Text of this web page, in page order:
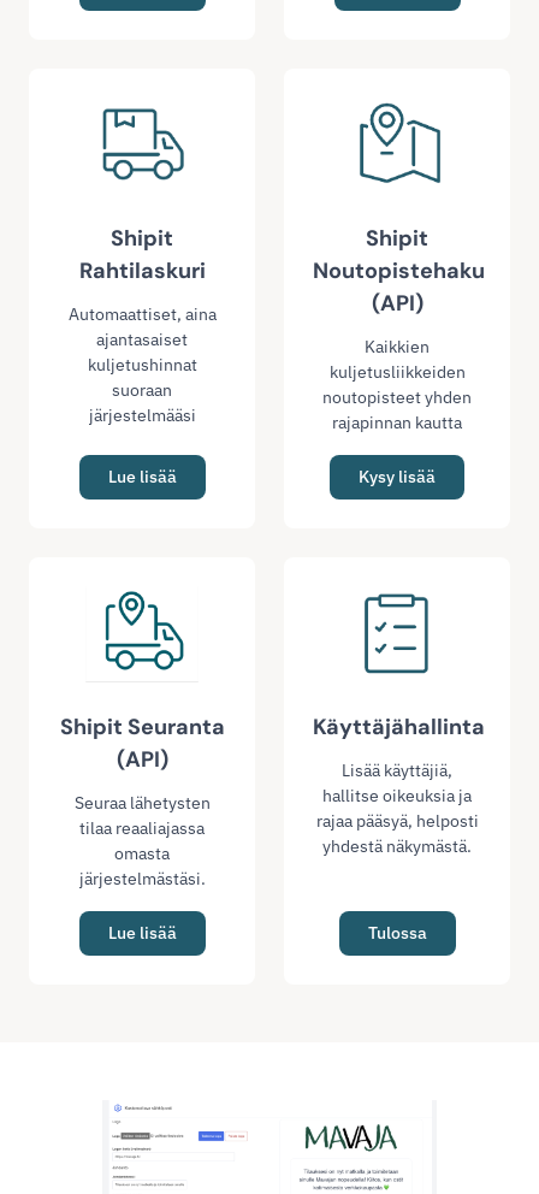
Shipit
Rahtilaskuri
Automaattiset, aina
ajantasaiset
kuljetushinnat
suoraan
järjestelmääsi
Lue lisää
Shipit
Noutopistehaku
(API)
Kaikkien
kuljetusliikkeiden
noutopisteet yhden
rajapinnan kautta
Kysy lisää
Shipit Seuranta
(API)
Seuraa lähetysten
tilaa reaaliajassa
omasta
järjestelmästäsi.
Lue lisää
Käyttäjähallinta
Lisää käyttäjiä,
hallitse oikeuksia ja
rajaa pääsyä, helposti
yhdestä näkymästä.
Tulossa